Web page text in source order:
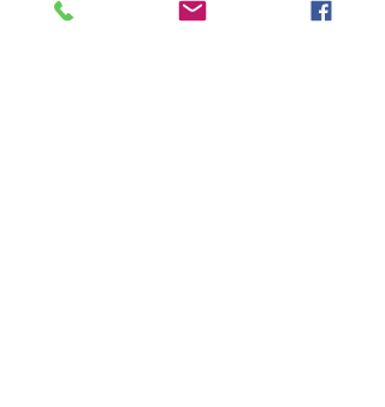
תרנגולת מטילה ביצי זהב